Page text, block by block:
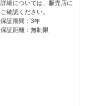
詳細については、販売店に
ご確認ください。
保証期間：3年
保証距離：無制限